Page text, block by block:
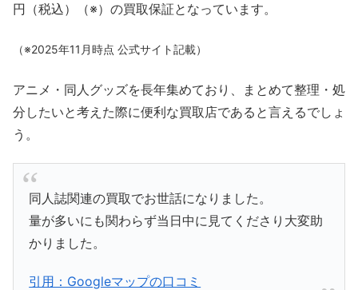
円（税込）（※）の買取保証となっています。
（※2025年11月時点 公式サイト記載）
アニメ・同人グッズを長年集めており、まとめて整理・処
分したいと考えた際に便利な買取店であると言えるでしょ
う。
同人誌関連の買取でお世話になりました。
量が多いにも関わらず当日中に見てくださり大変助
かりました。
引用：Googleマップの口コミ